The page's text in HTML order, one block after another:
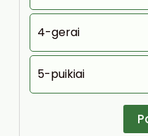
4-gerai
5-puikiai